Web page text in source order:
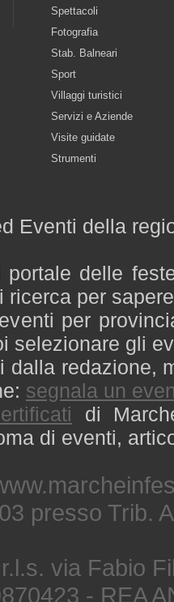
Spettacoli
Fotografia
Stab. Balneari
Sport
Villaggi turistici
Servizi e Aziende
Visite guidate
Strumenti
Eventi della
delle
ricerca per
per
selezionare gli
dalla redazione,
segnala un
di
di eventi,
presso Trib.
via Fabio
- REA